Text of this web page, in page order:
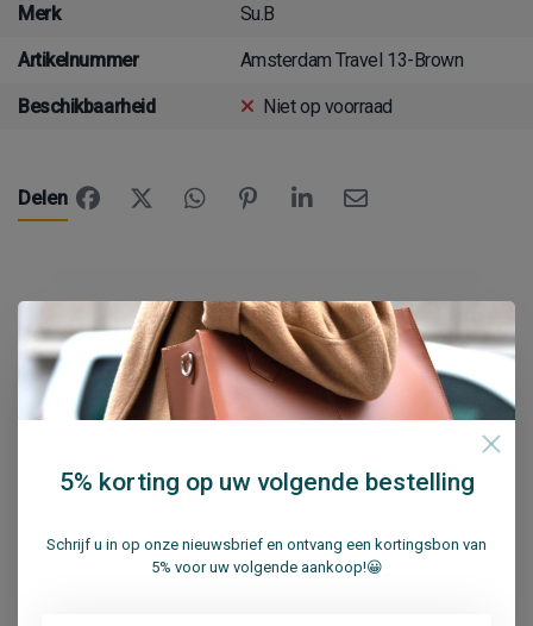
Merk Su.B
Artikelnummer Amsterdam Travel 13-Brown
Beschikbaarheid Niet op voorraad
Delen
Reviews (1)
sterren op basis van 1 beoordelingen
Annie
Beautiful bag (very 'chic'), good quality, big enough for my
5% korting op uw volgende bestelling
Schrijf u in op onze nieuwsbrief en ontvang een kortingsbon van
5% voor uw volgende aankoop!😀